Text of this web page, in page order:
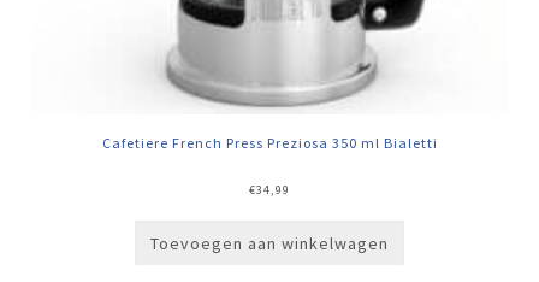
Cafetiere French Press Preziosa 350 ml Bialetti
€34,99
Toevoegen aan winkelwagen